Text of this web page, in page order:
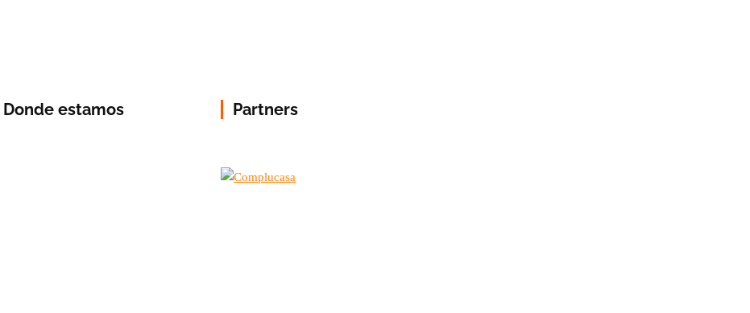
Donde estamos Partners